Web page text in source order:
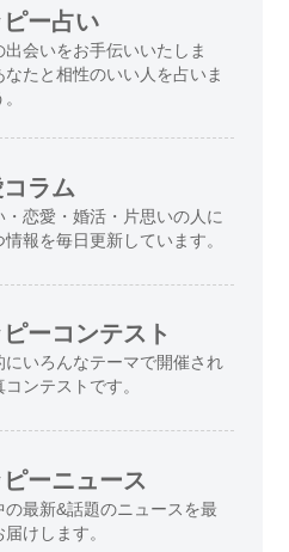
ー占い
出会いをお手伝いいたしま
なたと相性のいい人を占いま
ラム
・恋愛・婚活・片思いの人に
情報を毎日更新しています。
ーコンテスト
にいろんなテーマで開催され
コンテストです。
ーニュース
の最新&話題のニュースを最
けします。